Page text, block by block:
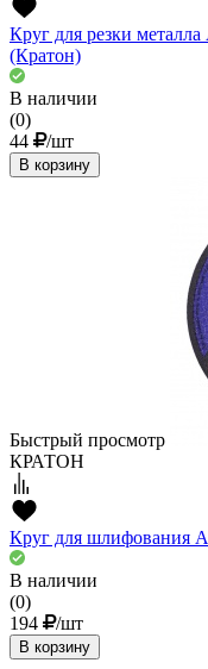
Круг для резки
(Кратон)
В наличии
(0)
44
/шт
В корзину
Быстрый просмотр
КРАТОН
Круг для шлифования
В наличии
(0)
194
/шт
В корзину